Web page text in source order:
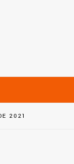
2021